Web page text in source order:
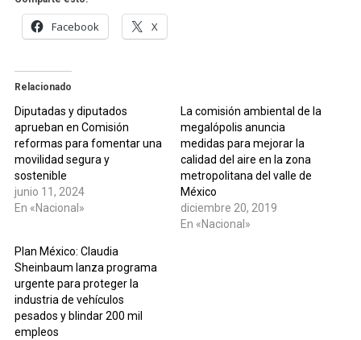
Facebook X
Relacionado
Diputadas y diputados
aprueban en Comisión
reformas para fomentar una
movilidad segura y
sostenible
junio 11, 2024
En «Nacional»
La comisión ambiental de la
megalópolis anuncia
medidas para mejorar la
calidad del aire en la zona
metropolitana del valle de
México
diciembre 20, 2019
En «Nacional»
Plan México: Claudia
Sheinbaum lanza programa
urgente para proteger la
industria de vehículos
pesados y blindar 200 mil
empleos